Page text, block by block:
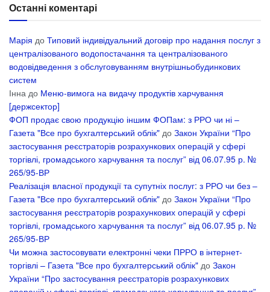
Останні коментарі
Марія до Типовий індивідуальний договір про надання послуг з
централізованого водопостачання та централізованого
водовідведення з обслуговуванням внутрішньобудинкових
систем
Інна до Меню-вимога на видачу продуктів харчування
[держсектор]
ФОП продає свою продукцію іншим ФОПам: з РРО чи ні –
Газета "Все про бухгалтерський облік" до Закон України “Про
застосування реєстраторів розрахункових операцій у сфері
торгівлі, громадського харчування та послуг” від 06.07.95 р. №
265/95-ВР
Реалізація власної продукції та супутніх послуг: з РРО чи без –
Газета "Все про бухгалтерський облік" до Закон України “Про
застосування реєстраторів розрахункових операцій у сфері
торгівлі, громадського харчування та послуг” від 06.07.95 р. №
265/95-ВР
Чи можна застосовувати електронні чеки ПРРО в інтернет-
торгівлі – Газета "Все про бухгалтерський облік" до Закон
України “Про застосування реєстраторів розрахункових